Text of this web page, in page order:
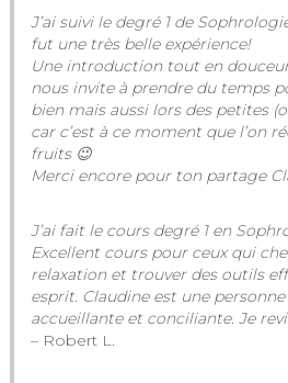
J’ai suivi le degré 1 de
fut une très belle expérience!
Une introduction tout en
nous invite à prendre du temps
bien mais aussi lors des petites
car c’est à ce moment que l’on
fruits 😉
Merci encore pour ton partage
J’ai fait le cours degré 1 en
Excellent cours pour ceux qui
relaxation et trouver des outils
esprit. Claudine est une
accueillante et conciliante. Je
– Robert L.